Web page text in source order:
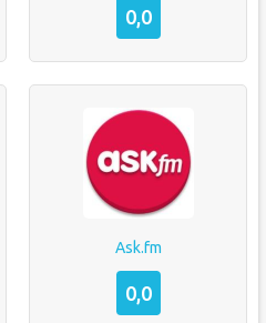
0,0
Ask.fm
0,0